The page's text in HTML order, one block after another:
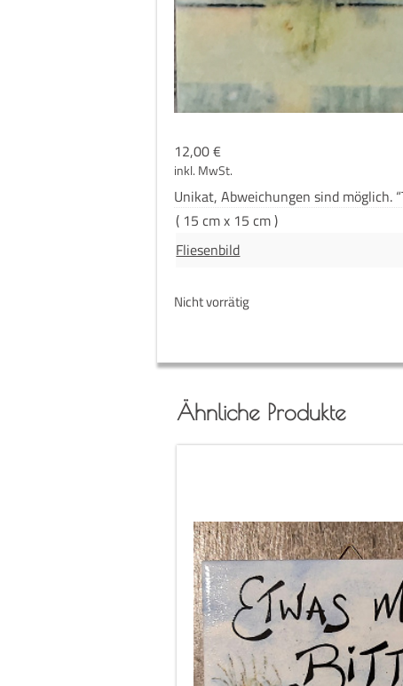
12,00€
inkl. MwSt.
Uni­kat, Abwei­chun­gen sind mög­lich.
( 15 cm x 15 cm )
Fliesenbild
Nicht vorrätig
Ähnliche Produkte